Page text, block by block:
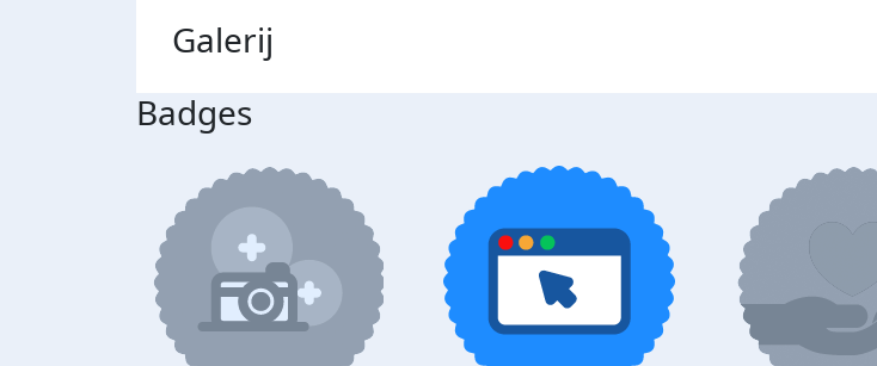
Galerij
Badges